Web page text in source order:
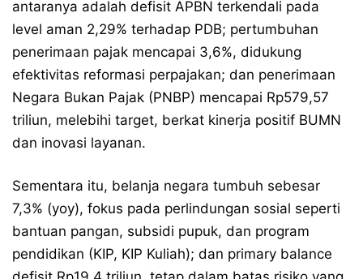
antaranya adalah defisit APBN terkendali pada
level aman 2,29% terhadap PDB; pertumbuhan
penerimaan pajak mencapai 3,6%, didukung
efektivitas reformasi perpajakan; dan penerimaan
Negara Bukan Pajak (PNBP) mencapai Rp579,57
triliun, melebihi target, berkat kinerja positif BUMN
dan inovasi layanan.
Sementara itu, belanja negara tumbuh sebesar
7,3% (yoy), fokus pada perlindungan sosial seperti
bantuan pangan, subsidi pupuk, dan program
pendidikan (KIP, KIP Kuliah); dan primary balance